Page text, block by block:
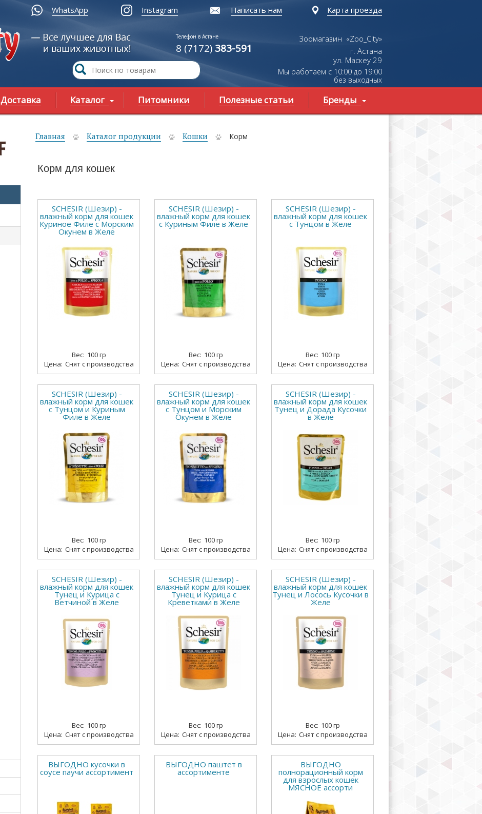
WhatsApp Instagram Написать нам Карта проезда
Телефон в Астане
8 (7172) 383-591
Зоомагазин «Zoo_City»
г. Астана
ул. Маскеу29
Мы работаем с 10:00 до 19:00
без выходных
Доставка Каталог Питомники Полезные статьи Бренды
Главная Каталог продукции Кошки Корм
Корм для кошек
SCHESIR (Шезир) -
влажный корм для кошек
Куриное Филе с Морским
Окунем в Желе
100 гр
Снят с производства
SCHESIR (Шезир) -
влажный корм для кошек
с Куриным Филе в Желе
100 гр
Снят с производства
SCHESIR (Шезир) -
влажный корм для кошек
с Тунцом в Желе
100 гр
Снят с производства
SCHESIR (Шезир) -
влажный корм для кошек
с Тунцом и Куриным
Филе в Желе
100 гр
Снят с производства
SCHESIR (Шезир) -
влажный корм для кошек
с Тунцом и Морским
Окунем в Желе
100 гр
Снят с производства
SCHESIR (Шезир) -
влажный корм для кошек
Тунец и Дорада Кусочки
в Желе
100 гр
Снят с производства
SCHESIR (Шезир) -
влажный корм для кошек
Тунец и Курица с
Ветчиной в Желе
100 гр
Снят с производства
SCHESIR (Шезир) -
влажный корм для кошек
Тунец и Курица с
Креветками в Желе
100 гр
Снят с производства
SCHESIR (Шезир) -
влажный корм для кошек
Тунец и Лосось Кусочки в
Желе
100 гр
Снят с производства
ВЫГОДНО кусочки в
соусе паучи ассортимент
ВЫГОДНО паштет в
ассортименте
ВЫГОДНО
полнорационный корм
для взрослых кошек
МЯСНОЕ ассорти